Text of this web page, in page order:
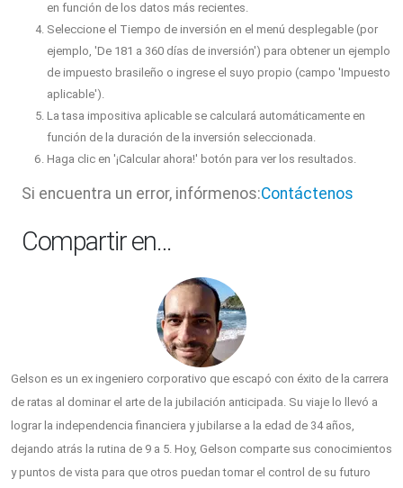
en función de los datos más recientes.
Seleccione el Tiempo de inversión en el menú desplegable (por
ejemplo, 'De 181 a 360 días de inversión') para obtener un ejemplo
de impuesto brasileño o ingrese el suyo propio (campo 'Impuesto
aplicable').
La tasa impositiva aplicable se calculará automáticamente en
función de la duración de la inversión seleccionada.
Haga clic en '¡Calcular ahora!' botón para ver los resultados.
Si encuentra un error, infórmenos:Contáctenos
Compartir en…
Gelson es un ex ingeniero corporativo que escapó con éxito de la carrera
de ratas al dominar el arte de la jubilación anticipada. Su viaje lo llevó a
lograr la independencia financiera y jubilarse a la edad de 34 años,
dejando atrás la rutina de 9 a 5. Hoy, Gelson comparte sus conocimientos
y puntos de vista para que otros puedan tomar el control de su futuro